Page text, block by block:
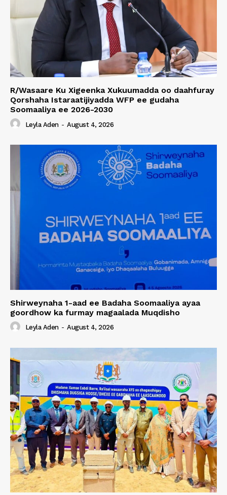
R/Wasaare Ku Xigeenka Xukuumadda oo daahfuray
Qorshaha Istaraatijiyadda WFP ee gudaha
Soomaaliya ee 2026-2030
Leyla Aden - August 4, 2026
Shirweynaha 1-aad ee Badaha Soomaaliya ayaa
goordhow ka furmay magaalada Muqdisho
Leyla Aden - August 4, 2026